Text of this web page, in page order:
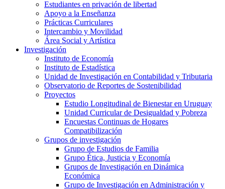
Estudiantes en privación de libertad
Apoyo a la Enseñanza
Prácticas Curriculares
Intercambio y Movilidad
Área Social y Artística
Investigación
Instituto de Economía
Instituto de Estadística
Unidad de Investigación en Contabilidad y Tributaria
Observatorio de Reportes de Sostenibilidad
Proyectos
Estudio Longitudinal de Bienestar en Uruguay
Unidad Curricular de Desigualdad y Pobreza
Encuestas Continuas de Hogares
Compatibilización
Grupos de investigación
Grupo de Estudios de Familia
Grupo Ética, Justicia y Economía
Grupos de Investigación en Dinámica
Económica
Grupo de Investigación en Administración y